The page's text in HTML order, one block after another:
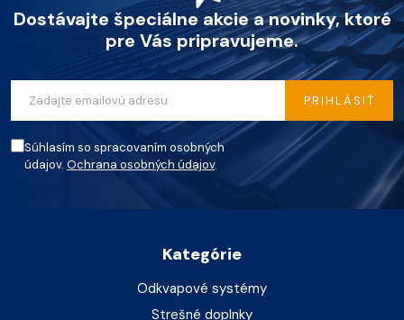
Dostávajte špeciálne akcie a novinky, ktoré
pre Vás pripravujeme.
Súhlasím so spracovaním osobných
údajov. Ochrana osobných údajov.
PRIHLÁSIŤ
Kategórie
Odkvapové systémy
Strešné doplnky